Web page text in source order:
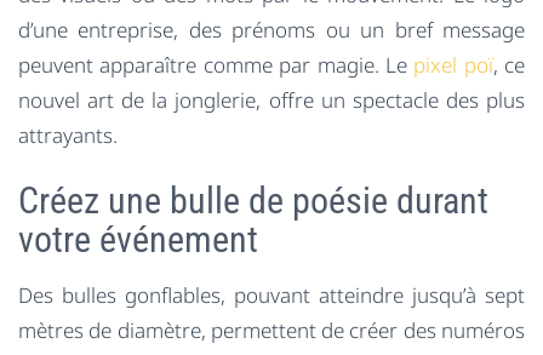
d’une entreprise, des prénoms ou un bref message
peuvent apparaître comme par magie. Le pixel poï, ce
nouvel art de la jonglerie, offre un spectacle des plus
attrayants.
Créez une bulle de poésie durant
votre événement
Des bulles gonflables, pouvant atteindre jusqu’à sept
mètres de diamètre, permettent de créer des numéros